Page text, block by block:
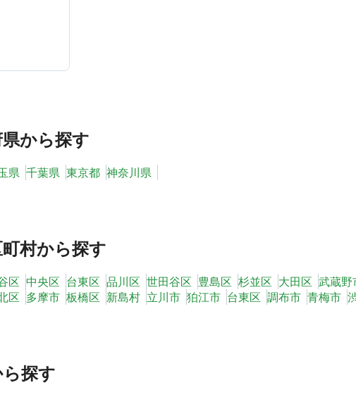
から探す
県 千葉県 東京都 神奈川県
村から探す
区 中央区 台東区 品川区 世田谷区 豊島区 杉並区 大田区 武蔵野
区 多摩市 板橋区 新島村 立川市 狛江市 台東区 調布市 青梅市
探す